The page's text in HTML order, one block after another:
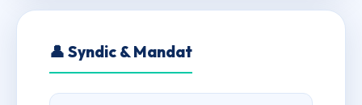
👤 Syndic & Mandat